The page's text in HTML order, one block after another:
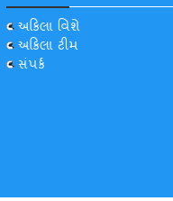
અકિલા વિશે
અકિલા ટીમ
સંપર્ક